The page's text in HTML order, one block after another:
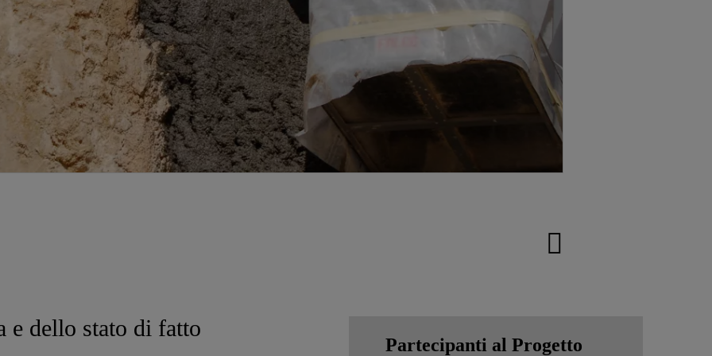
e dello stato di fatto
Partecipanti al Progetto